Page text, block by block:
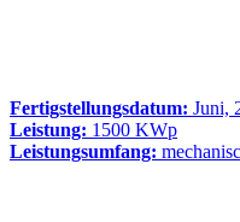
Fertigstellungsdatum: Juni,
Leistung: 1500 KWp
Leistungsumfang: